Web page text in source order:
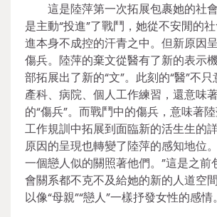
這是陸萍第一次拓展包裹她的社
是主動“投進”了戰鬥，她從不安閒的
進本身不成控的汗青之中。但新原因呈
傷兵。陸萍的棄文從醫有了新的表示
部拓展出了新的“文”。此刻的“醫”不
產科、病院、個人工作練習，還意味
的“傷兵”。而戰鬥中的傷兵，意味著
工作規訓中拓展到面臨新的活生生的
原因的呈現也轉變了陸萍的感知地位
一個戀人似的關照著他們。”這是之前
會關系都不克不及給她的新的人道空
以像“母親”“戀人”一樣抒發女性的感情。